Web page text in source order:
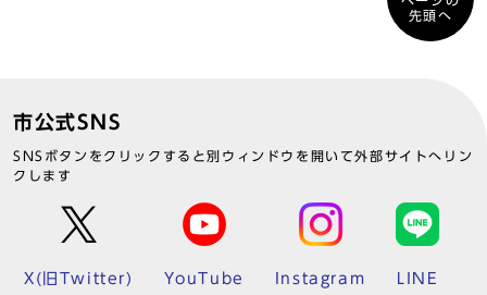
先頭へ
市公式SNS
SNSボタンをクリックすると別ウィンドウを開いて外部サイトへリン
クします
X(旧Twitter) YouTube Instagram LINE